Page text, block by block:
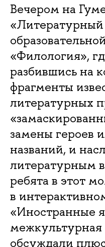
Вечером на
«Литературный
«Филология»,
разбившись на
фрагменты
литературных
замены героев
названий, и
литературным
ребята в этот
в
«Иностранные
обсуждали